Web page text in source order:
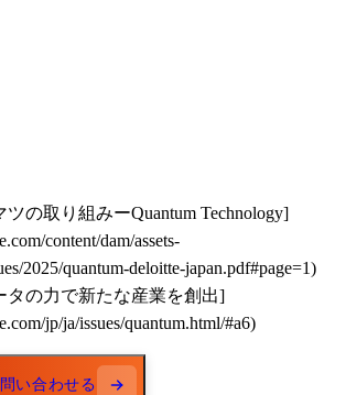
の取り組みーQuantum Technology]
content/dam/assets-
2025/quantum-deloitte-japan.pdf#page=1)
の力で新たな産業を創出]
jp/ja/issues/quantum.html/#a6)
い合わせる